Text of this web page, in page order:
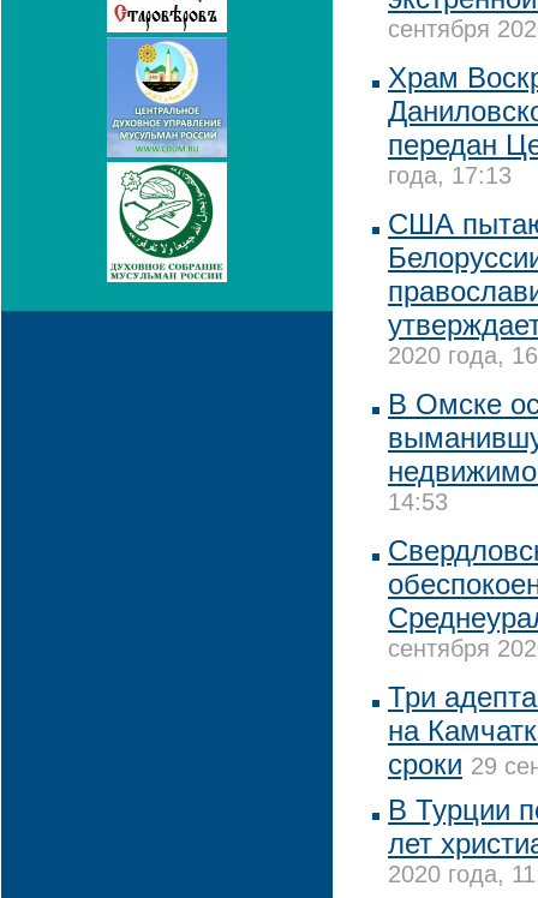
сентября
Храм
передан
года, 17:13
США
2020 года,
В Омске
14:53
сентября
Три
на
сроки 29
В Турции
лет
2020 года,